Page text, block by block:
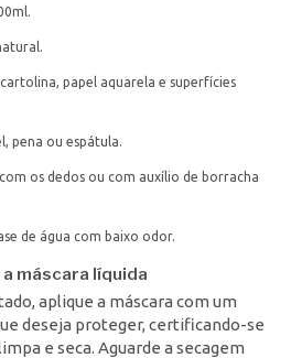
papel aquarela e superfícies
pena ou espátula.
os dedos ou com auxílio de borracha
de água com baixo odor.
máscara líquida
aplique a máscara com um
deseja proteger, certificando-se
e seca. Aguarde a secagem